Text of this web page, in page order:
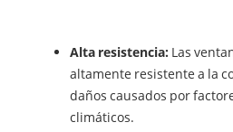
Alta resistencia: Las
altamente resistente a la
daños causados por
climáticos.